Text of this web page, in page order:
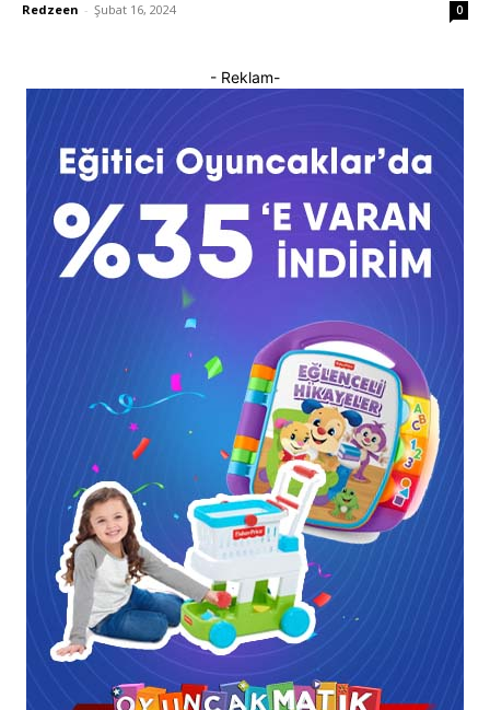
Redzeen - Şubat 16, 2024 0
- Reklam-